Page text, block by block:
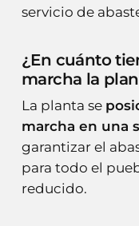
servicio de
¿En cuánto
marcha la
La planta se
marcha en una
garantizar el
para todo el
reducido.